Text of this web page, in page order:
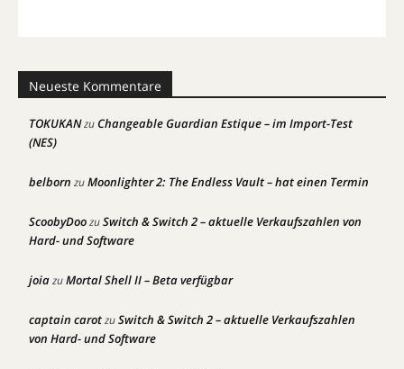
Neueste Kommentare
TOKUKANzuChangeable Guardian Estique – im Import-Test
(NES)
belborn zuMoonlighter 2: The Endless Vault – hat einen Termin
ScoobyDoozuSwitch & Switch 2 – aktuelle Verkaufszahlen von
Hard- und Software
joiazuMortal Shell II – Beta verfügbar
captain carotzuSwitch & Switch 2 – aktuelle Verkaufszahlen
von Hard- und Software